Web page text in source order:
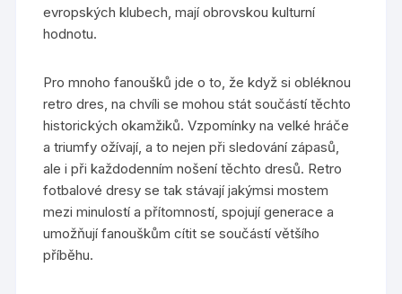
evropských klubech, mají obrovskou kulturní
hodnotu.
Pro mnoho fanoušků jde o to, že když si obléknou
retro dres, na chvíli se mohou stát součástí těchto
historických okamžiků. Vzpomínky na velké hráče
a triumfy ožívají, a to nejen při sledování zápasů,
ale i při každodenním nošení těchto dresů. Retro
fotbalové dresy se tak stávají jakýmsi mostem
mezi minulostí a přítomností, spojují generace a
umožňují fanouškům cítit se součástí většího
příběhu.